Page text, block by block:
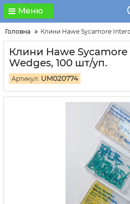
Меню
Головна Клини Hawe Sycamore
Клини Hawe
Wedges, 100 шт/уп.
Артикул: UM020774